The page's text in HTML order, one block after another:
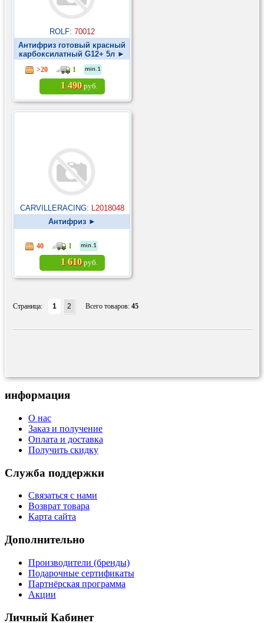
ROLF: 70012
Антифриз готовый красный
карбоксилатный G12+ 5л ►
>20 1 min.1
1 490руб.
CARVILLERACING: L2018048
Антифриз ►
40 1 min.1
1 610руб.
Страница: 1 2 Всего товаров: 45
информация
О нас
Заказ и получение
Оплата и доставка
Получить скидку
Служба поддержки
Связаться с нами
Возврат товара
Карта сайта
Дополнительно
Производители (бренды)
Подарочные сертификаты
Партнёрская программа
Акции
Личный Кабинет